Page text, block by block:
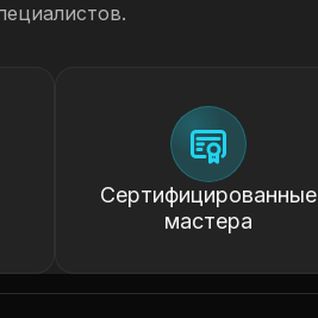
Сертифицированные
мастера